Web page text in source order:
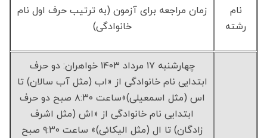
نام
رشته
زمان مراجعه برای آزمون (به ترتیب حرف اول نام
خانوادگی)
چهارشنبه ۱۷ مرداد ۱۴۰۳ خواهران: دو حرف
ابتدایی نام خانوادگی از «اب (مثل آب سالان) تا
اس (مثل اسمعیلی)»ساعت ۸:۳۰ صبح دو حرف
ابتدایی نام خانوادگی از «اش (مثل اشرف
زادگان) تا ال (مثل الیکائی)» ساعت ۹:۳۰ صبح